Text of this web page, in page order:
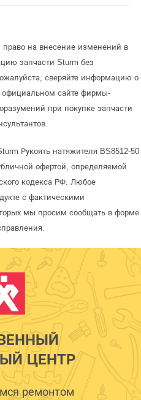
право на внесение изменений в
запчасти Sturm без
сверяйте информацию о
официальном сайте фирмы-
при покупке запчасти
Рукоять натяжителя BS8512-50
офертой, определяемой
кодекса РФ. Любое
с фактическими
мы просим сообщать в форме
ЦЕНТР
ремонтом